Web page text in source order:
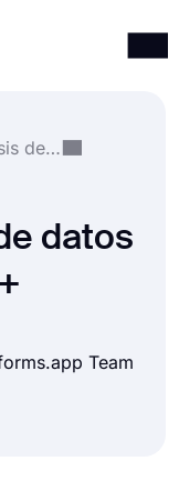
Recopilación y Análisis de Datos
datos
Team